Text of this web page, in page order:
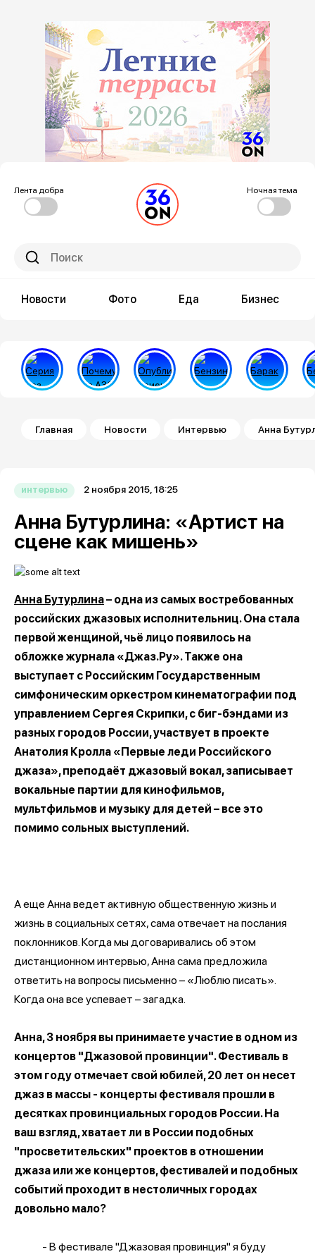
Лента добра Ночная тема
Новости Фото Еда Бизнес
Строка навигации
Главная Новости Интервью Анна
интервью 2 ноября 2015, 18:25
Анна Бутурлина: «Артист на
сцене как мишень»
Анна Бутурлина– одна из самых востребованных
российских джазовых исполнительниц. Она стала
первой женщиной, чьё лицо появилось на
обложке журнала «Джаз.Ру». Также она
выступает с Российским Государственным
симфоническим оркестром кинематографии под
управлением Сергея Скрипки, с биг-бэндами из
разных городов России, участвует в проекте
Анатолия Кролла «Первые леди Российского
джаза», преподаёт джазовый вокал, записывает
вокальные партии для кинофильмов,
мультфильмов и музыку для детей – все это
помимо сольных выступлений.
А еще Анна ведет активную общественную жизнь и
жизнь в социальных сетях, сама отвечает на послания
поклонников. Когда мы договаривались об этом
дистанционном интервью, Анна сама предложила
ответить на вопросы письменно – «Люблю писать».
Когда она все успевает – загадка.
Анна, 3 ноября вы принимаете участие в одном из
концертов "Джазовой провинции". Фестиваль в
этом году отмечает свой юбилей, 20 лет он несет
джаз в массы - концерты фестиваля прошли в
десятках провинциальных городов России. На
ваш взгляд, хватает ли в России подобных
"просветительских" проектов в отношении
джаза или же концертов, фестивалей и подобных
событий проходит в нестоличных городах
довольно мало?
- В фестивале "Джазовая провинция" я буду